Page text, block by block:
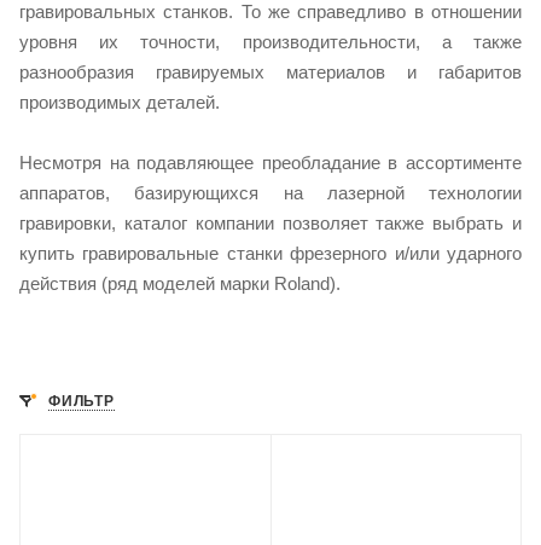
гравировальных станков. То же справедливо в отношении
уровня их точности, производительности, а также
разнообразия гравируемых материалов и габаритов
производимых деталей.
Несмотря на подавляющее преобладание в ассортименте
аппаратов, базирующихся на лазерной технологии
гравировки, каталог компании позволяет также выбрать и
купить гравировальные станки фрезерного и/или ударного
действия (ряд моделей марки Roland).
ФИЛЬТР